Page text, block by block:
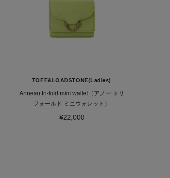
TOFF&LOADSTONE(Ladies)
Anneau tri-fold mini wallet（アノー トリ
フォールド ミニウォレット）
¥22,000